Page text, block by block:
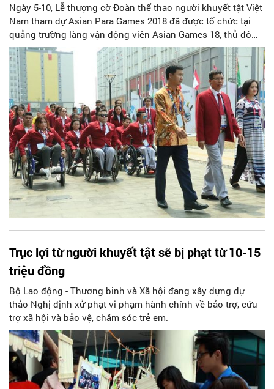
Ngày 5-10, Lễ thượng cờ Đoàn thể thao người khuyết tật Việt
Nam tham dự Asian Para Games 2018 đã được tổ chức tại
quảng trường làng vận động viên Asian Games 18, thủ đô
Jakarta, Indonesia, đánh dấu sự có mặt chính thức của đoàn
ở đại hội này.
Trục lợi từ người khuyết tật sẽ bị phạt từ 10-15
triệu đồng
Bộ Lao động - Thương binh và Xã hội đang xây dựng dự
thảo Nghị định xử phạt vi phạm hành chính về bảo trợ, cứu
trợ xã hội và bảo vệ, chăm sóc trẻ em.